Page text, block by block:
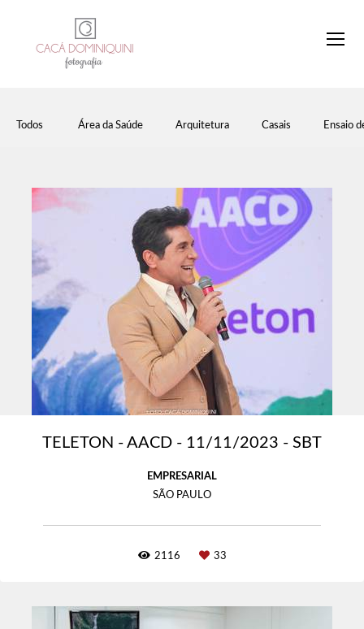
Todos Área da Saúde Arquitetura Casais Ensaio
TELETON - AACD - 11/11/2023 - SBT
EMPRESARIAL
SÃO PAULO
2116 33